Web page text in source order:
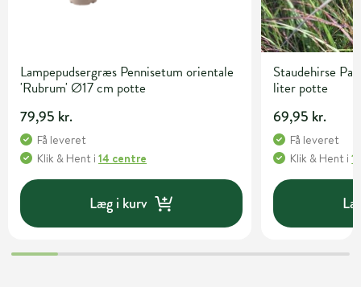
Lampepudsergræs Pennisetum orientale
'Rubrum' Ø17 cm potte
79,95 kr.
Få leveret
Klik & Hent i 14 centre
Læg i kurv
Staudehirse
liter potte
69,95 kr.
Få leveret
Klik & Hent i